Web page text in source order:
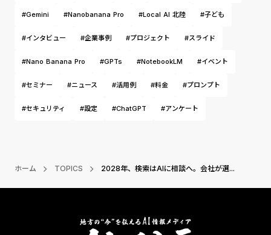
#Gemini #Nanobanana Pro #Local AI 北陸 #子ども
#インタビュー #企業事例 #プロジェクト #スライド
#Nano Banana Pro #GPTs #NotebookLM #イベント
#セミナー #ニュース #活用例 #料金 #プロンプト
#セキュリティ #設定 #ChatGPT #アンケート
ホーム TOPICS 2028年、検索はAIに相談へ。会社が選...